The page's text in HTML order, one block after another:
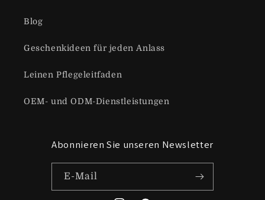
Blog
Geschenkideen für jeden Anlass
Leinen Pflegeleitfaden
OEM- und ODM-Dienstleistungen
Abonnieren Sie unseren Newsletter
E-Mail